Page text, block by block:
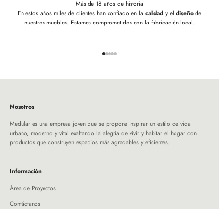
Más de 18 años de historia
En estos años miles de clientes han confiado en la calidad y el diseñode
nuestros muebles. Estamos comprometidos con la fabricación local.
Ir al artículo 1
Ir al artículo 2
Ir al artículo 3
Ir al artículo 4
Ir al artículo 5
Nosotros
Medular es una empresa joven que se propone inspirar un estilo de vida
urbano, moderno y vital exaltando la alegría de vivir y habitar el hogar con
productos que construyen espacios más agradables y eficientes.
Información
Área de Proyectos
Contáctanos